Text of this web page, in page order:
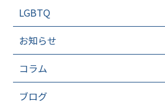
LGBTQ
お知らせ
コラム
ブログ